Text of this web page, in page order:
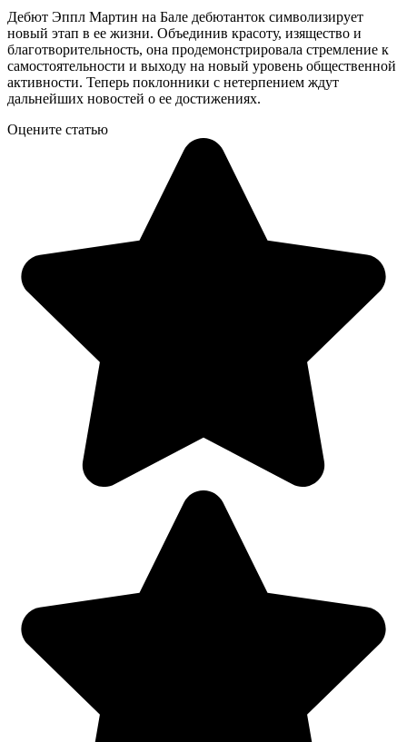
Дебют Эппл Мартин на Бале дебютанток символизирует
новый этап в ее жизни. Объединив красоту, изящество и
благотворительность, она продемонстрировала стремление к
самостоятельности и выходу на новый уровень общественной
активности. Теперь поклонники с нетерпением ждут
дальнейших новостей о ее достижениях.
Оцените статью